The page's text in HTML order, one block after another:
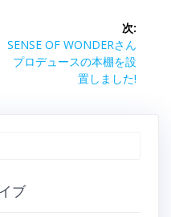
次:
次
の
SENSE OF WONDERさん
プロデュースの本棚を設
置しました!
ブ